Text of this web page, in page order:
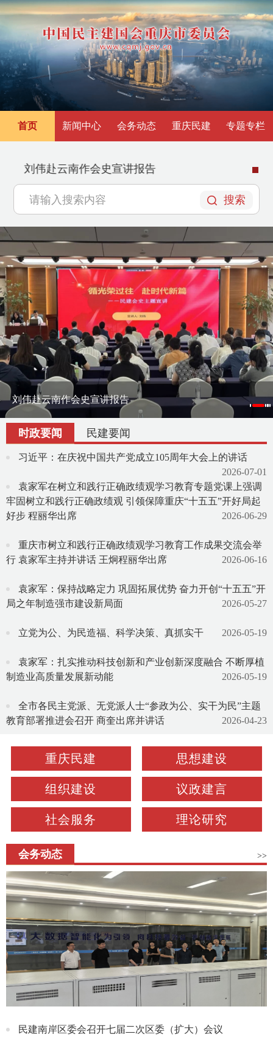
首页 新闻中心 会务动态 重庆民建 专题专栏
民建重庆市两江新区委员会成立
搜索
刘伟率课题组赴宁夏调研地方组织会员发展
渝滇民建书画院在昆明举办交流笔会
刘伟赴云南作会史宣讲报告
时政要闻 民建要闻
习近平：在庆祝中国共产党成立105周年大会上的讲话
2026-07-01
袁家军在树立和践行正确政绩观学习教育专题党课上强调
牢固树立和践行正确政绩观 引领保障重庆“十五五”开好局起
好步 程丽华出席
2026-06-29
重庆市树立和践行正确政绩观学习教育工作成果交流会举
行 袁家军主持并讲话 王炯程丽华出席
2026-06-16
袁家军：保持战略定力 巩固拓展优势 奋力开创“十五五”开
局之年制造强市建设新局面
2026-05-27
立党为公、为民造福、科学决策、真抓实干 2026-05-19
袁家军：扎实推动科技创新和产业创新深度融合 不断厚植
制造业高质量发展新动能
2026-05-19
全市各民主党派、无党派人士“参政为公、实干为民”主题
教育部署推进会召开 商奎出席并讲话
2026-04-23
重庆民建 思想建设
组织建设 议政建言
社会服务 理论研究
会务动态 >>
民建南岸区委会召开七届二次区委（扩大）会议